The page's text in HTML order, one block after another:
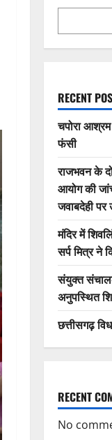
RECENT
चपोरा
फंसी
राजभवन के
आयोग की
जवाबदेही
मंदिर में
सर्प मित्र ने
संयुक्त
अनुपस्थित
छत्तीसगढ़
RECENT
No